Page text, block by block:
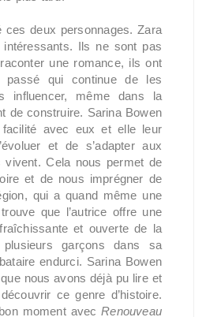
ces deux personnages. Zara
Ils ne sont pas
une romance, ils ont
qui continue de les
influencer, même dans la
de construire. Sarina Bowen
avec eux et elle leur
et de s’adapter aux
vivent. Cela nous permet de
et de nous imprégner de
qui a quand même une
que l’autrice offre une
et ouverte de la
garçons dans sa
endurci. Sarina Bowen
nous avons déjà pu lire et
ce genre d’histoire.
moment avecRenouveau